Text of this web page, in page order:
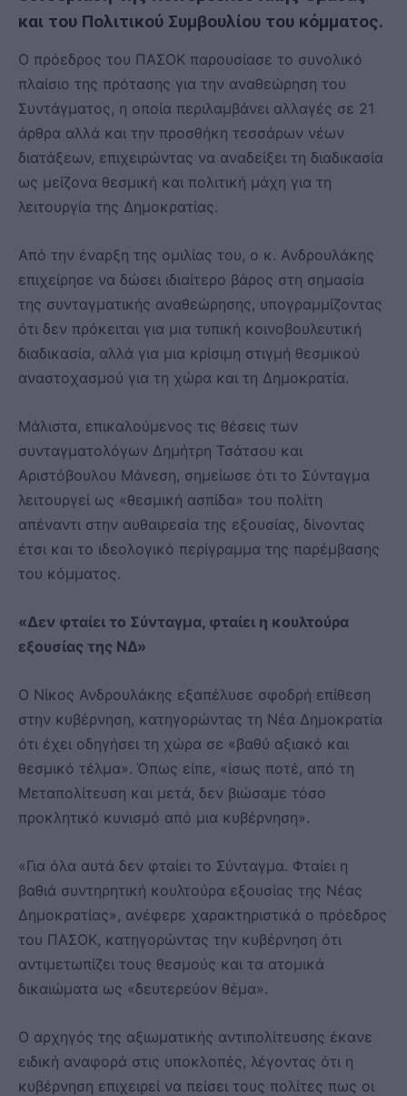
και του Πολιτικού Συμβουλίου του κόμματος.
Ο πρόεδρος του ΠΑΣΟΚ παρουσίασε το συνολικό
πλαίσιο της πρότασης για την αναθεώρηση του
Συντάγματος, η οποία περιλαμβάνει αλλαγές σε 21
άρθρα αλλά και την προσθήκη τεσσάρων νέων
διατάξεων, επιχειρώντας να αναδείξει τη διαδικασία
ως μείζονα θεσμική και πολιτική μάχη για τη
λειτουργία της Δημοκρατίας.
Από την έναρξη της ομιλίας του, ο κ. Ανδρουλάκης
επιχείρησε να δώσει ιδιαίτερο βάρος στη σημασία
της συνταγματικής αναθεώρησης, υπογραμμίζοντας
ότι δεν πρόκειται για μια τυπική κοινοβουλευτική
διαδικασία, αλλά για μια κρίσιμη στιγμή θεσμικού
αναστοχασμού για τη χώρα και τη Δημοκρατία.
Μάλιστα, επικαλούμενος τις θέσεις των
συνταγματολόγων Δημήτρη Τσάτσου και
Αριστόβουλου Μάνεση, σημείωσε ότι το Σύνταγμα
λειτουργεί ως «θεσμική ασπίδα» του πολίτη
απέναντι στην αυθαιρεσία της εξουσίας, δίνοντας
έτσι και το ιδεολογικό περίγραμμα της παρέμβασης
του κόμματος.
«Δεν φταίει το Σύνταγμα, φταίει η κουλτούρα
εξουσίας της ΝΔ»
Ο Νίκος Ανδρουλάκης εξαπέλυσε σφοδρή επίθεση
στην κυβέρνηση, κατηγορώντας τη Νέα Δημοκρατία
ότι έχει οδηγήσει τη χώρα σε «βαθύ αξιακό και
θεσμικό τέλμα». Όπως είπε, «ίσως ποτέ, από τη
Μεταπολίτευση και μετά, δεν βιώσαμε τόσο
προκλητικό κυνισμό από μια κυβέρνηση».
«Για όλα αυτά δεν φταίει το Σύνταγμα. Φταίει η
βαθιά συντηρητική κουλτούρα εξουσίας της Νέας
Δημοκρατίας», ανέφερε χαρακτηριστικά ο πρόεδρος
του ΠΑΣΟΚ, κατηγορώντας την κυβέρνηση ότι
αντιμετωπίζει τους θεσμούς και τα ατομικά
δικαιώματα ως «δευτερεύον θέμα».
Ο αρχηγός της αξιωματικής αντιπολίτευσης έκανε
ειδική αναφορά στις υποκλοπές, λέγοντας ότι η
κυβέρνηση επιχειρεί να πείσει τους πολίτες πως οι